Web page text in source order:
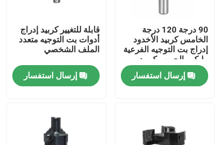
90 درجة 120 درجة
الخامس كربيد الأخدود
إدراج بت التوجيه الفرعية
مايكرو الحبوب كربيد
الصف
إرسال استفسار
قابلة للتغيير كربيد إدراج
أدوات بت التوجيه متعدد
الملف الشخصي
إرسال استفسار